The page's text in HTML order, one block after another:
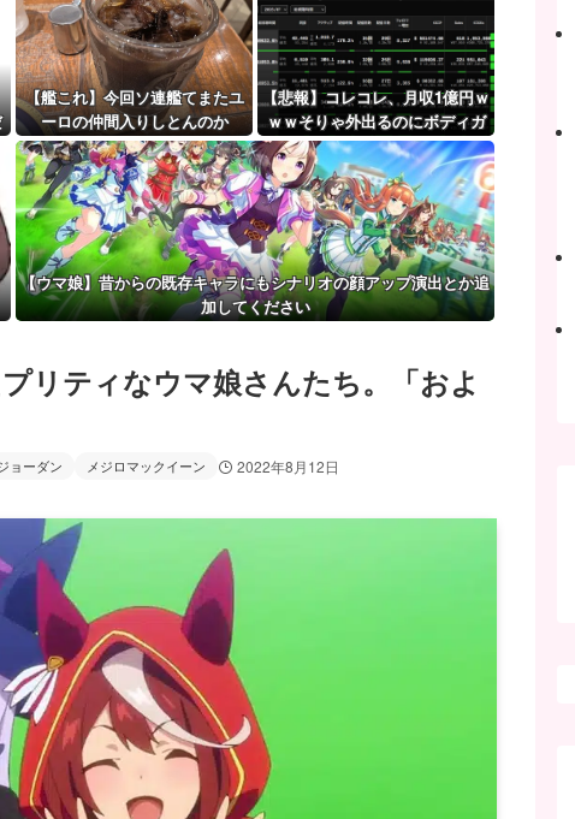
【艦これ】今回ソ連艦てまたユ
ーロの仲間入りしとんのか
【悲報】コレコレ、月収1億円ｗ
ｗｗそりゃ外出るのにボディガ
ードつけるわ…
【ウマ娘】昔からの既存キャラにもシナリオの顔アップ演出とか追
加してください
リティなウマ娘さんたち。「およ
ョーダン メジロマックイーン 2022年8月12日